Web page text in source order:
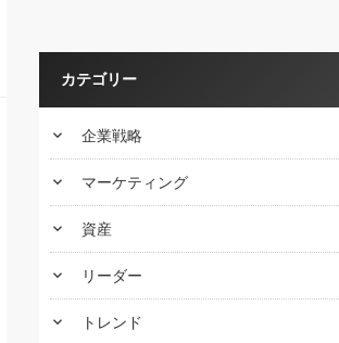
カテゴリー
keyboard_arrow_down 企業戦略
keyboard_arrow_down マーケティング
keyboard_arrow_down 資産
keyboard_arrow_down リーダー
keyboard_arrow_down トレンド